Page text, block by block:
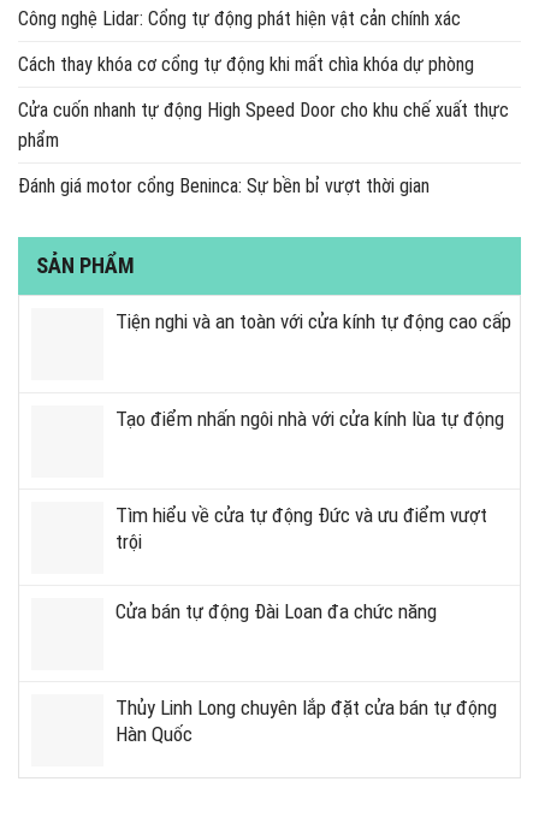
Công nghệ Lidar: Cổng tự động phát hiện vật cản chính xác
Cách thay khóa cơ cổng tự động khi mất chìa khóa dự phòng
Cửa cuốn nhanh tự động High Speed Door cho khu chế xuất thực
phẩm
Đánh giá motor cổng Beninca: Sự bền bỉ vượt thời gian
SẢN PHẨM
Tiện nghi và an toàn với cửa kính tự động cao cấp
Tạo điểm nhấn ngôi nhà với cửa kính lùa tự động
Tìm hiểu về cửa tự động Đức và ưu điểm vượt
trội
Cửa bán tự động Đài Loan đa chức năng
Thủy Linh Long chuyên lắp đặt cửa bán tự động
Hàn Quốc